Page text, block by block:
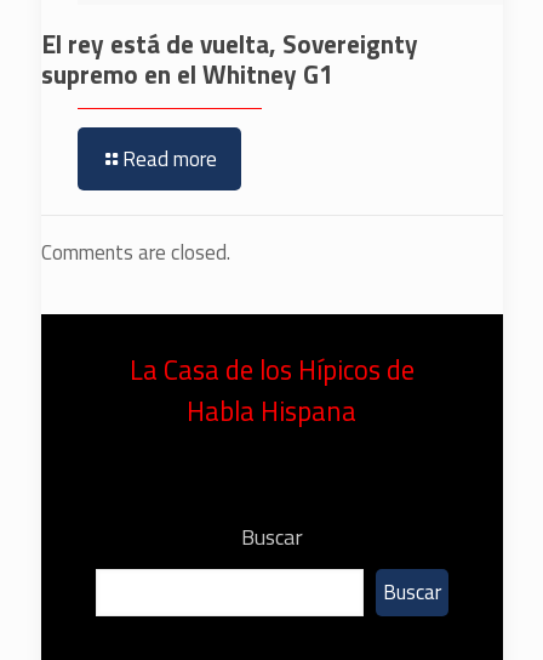
El rey está de vuelta, Sovereignty
supremo en el Whitney G1
Read more
Comments are closed.
La Casa de los Hípicos de
Habla Hispana
Buscar
Buscar